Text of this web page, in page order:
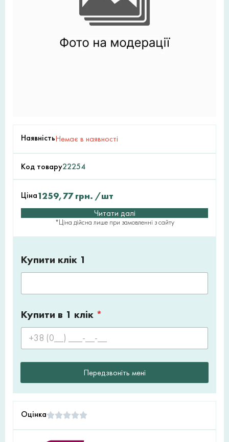
НаявністьНемає в наявності
Код товару22254
Ціна1259,77грн. /шт
Читати далі
*Ціна дійсна лише при замовленні з сайту
Купити клік 1
Купити в 1 клік *
Передзвоніть мені
Оцінка